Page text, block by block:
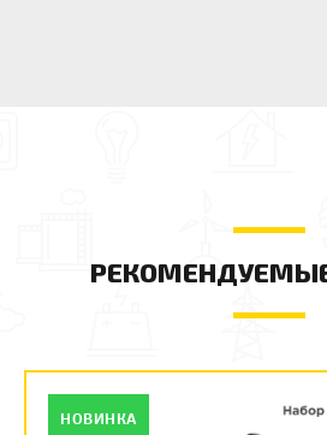
НОВИНКА